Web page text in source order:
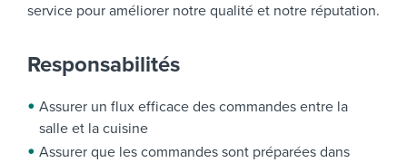
service pour améliorer notre qualité et notre réputation.
Responsabilités
Assurer un flux efficace des commandes entre la
salle et la cuisine
Assurer que les commandes sont préparées dans